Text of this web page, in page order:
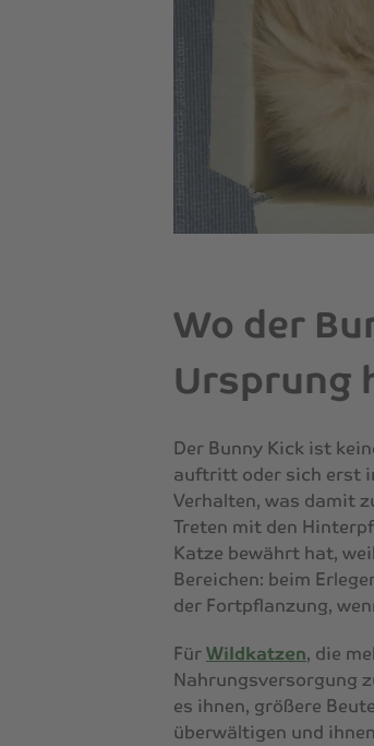
Wo der
Ursprung
Der Bunny Kick ist
auftritt oder sich erst
Verhalten, was damit
Treten mit den
Katze bewährt hat,
Bereichen: beim
der Fortpflanzung,
FürWildkatzen, die
Nahrungsversorgung
es ihnen, größere
überwältigen und